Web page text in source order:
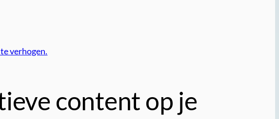
verhogen.
content op je